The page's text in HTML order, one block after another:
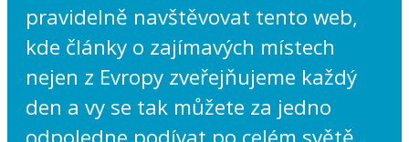
pravidelně navštěvovat tento web,
kde články o zajímavých místech
nejen z Evropy zveřejňujeme každý
den a vy se tak můžete za jedno